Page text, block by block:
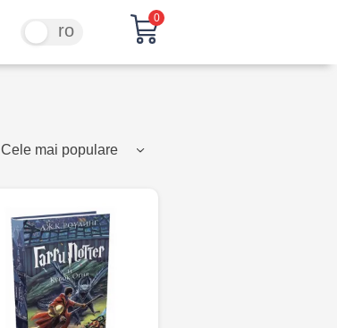
ro
0
Cele mai populare